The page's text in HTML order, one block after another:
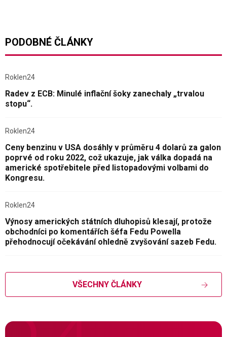
PODOBNÉ ČLÁNKY
Roklen24
Radev z ECB: Minulé inflační šoky zanechaly „trvalou
stopu“.
Roklen24
Ceny benzinu v USA dosáhly v průměru 4 dolarů za galon
poprvé od roku 2022, což ukazuje, jak válka dopadá na
americké spotřebitele před listopadovými volbami do
Kongresu.
Roklen24
Výnosy amerických státních dluhopisů klesají, protože
obchodníci po komentářích šéfa Fedu Powella
přehodnocují očekávání ohledně zvyšování sazeb Fedu.
VŠECHNY ČLÁNKY